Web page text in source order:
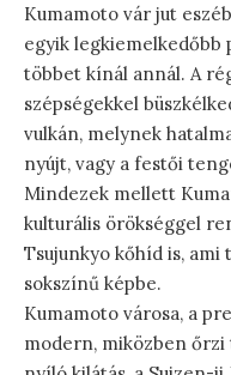
Kumamoto vár jut
egyik legkiemelkedőbb
többet kínál annál. A
szépségekkel
vulkán, melynek
nyújt, vagy a festői
Mindezek mellett
kulturális örökséggel
Tsujunkyo kőhíd is,
sokszínű képbe.
Kumamoto városa, a
modern, miközben